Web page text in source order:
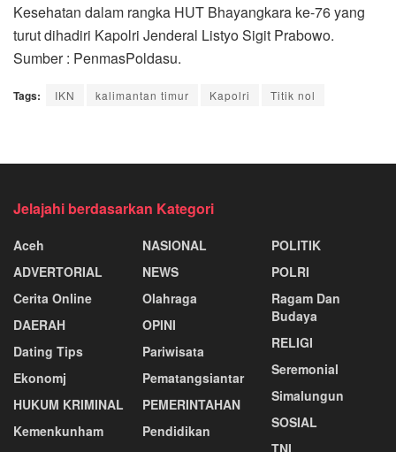
Kesehatan dalam rangka HUT Bhayangkara ke-76 yang
turut dihadiri Kapolri Jenderal Listyo Sigit Prabowo.
Sumber : PenmasPoldasu.
Tags: IKN kalimantan timur Kapolri Titik nol
Jelajahi berdasarkan Kategori
Aceh
ADVERTORIAL
Cerita Online
DAERAH
Dating Tips
Ekonomj
HUKUM KRIMINAL
Kemenkunham
NASIONAL
NEWS
Olahraga
OPINI
Pariwisata
Pematangsiantar
PEMERINTAHAN
Pendidikan
POLITIK
POLRI
Ragam Dan
Budaya
RELIGI
Seremonial
Simalungun
SOSIAL
TNI